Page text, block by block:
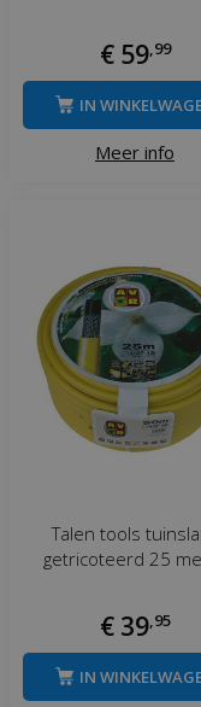
€ 59, 99
Meer info
IN
Talen tools
getricoteerd 25
€ 39, 95
IN